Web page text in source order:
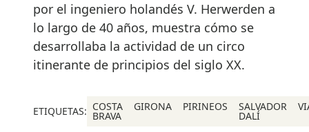
por el ingeniero holandés V. Herwerden a
lo largo de 40 años, muestra cómo se
desarrollaba la actividad de un circo
itinerante de principios del siglo XX.
ETIQUETAS: COSTA
BRAVA
GIRONA PIRINEOS SALVADOR
DALÍ